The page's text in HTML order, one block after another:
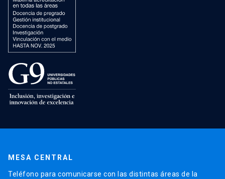
MESA CENTRAL
Teléfono para comunicarse con las distintas áreas de la